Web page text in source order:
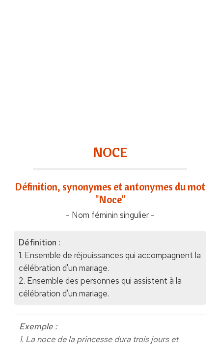
NOCE
Définition, synonymes et antonymes du mot
"Noce"
- Nom féminin singulier -
Définition :
1. Ensemble de réjouissances qui accompagnent la
célébration d'un mariage.
2. Ensemble des personnes qui assistent à la
célébration d'un mariage.
Exemple :
1. La noce de la princesse dura trois jours et